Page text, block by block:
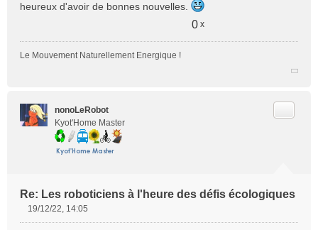
u
heureux d'avoir de bonnes nouvelles.
0 x
Le Mouvement Naturellement Energique !
nonoLeRobot
Kyot'Home Master
Re: Les roboticiens à l'heure des défis écologiques
19/12/22, 14:05